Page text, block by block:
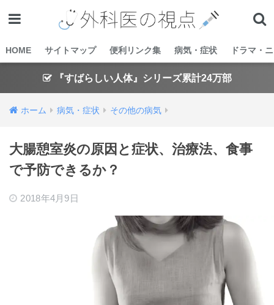
HOME サイトマップ 便利リンク集 病気・症状 ドラマ・
『すばらしい人体』シリーズ累計24万部
ホーム 病気・症状 その他の病気
大腸憩室炎の原因と症状、治療法、食事
で予防できるか？
2018年4月9日